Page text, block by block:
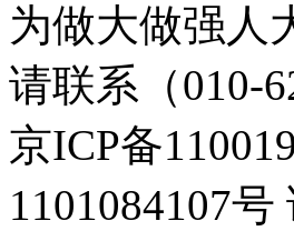
为做大做强人
请联系（010-
京ICP备
1101084107